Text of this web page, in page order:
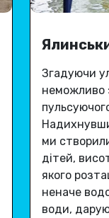
Згадуючи
неможливо
ми
дітей,
якого
неначе
води,